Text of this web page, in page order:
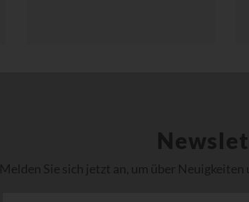
Melden Sie sich jetzt an, um über